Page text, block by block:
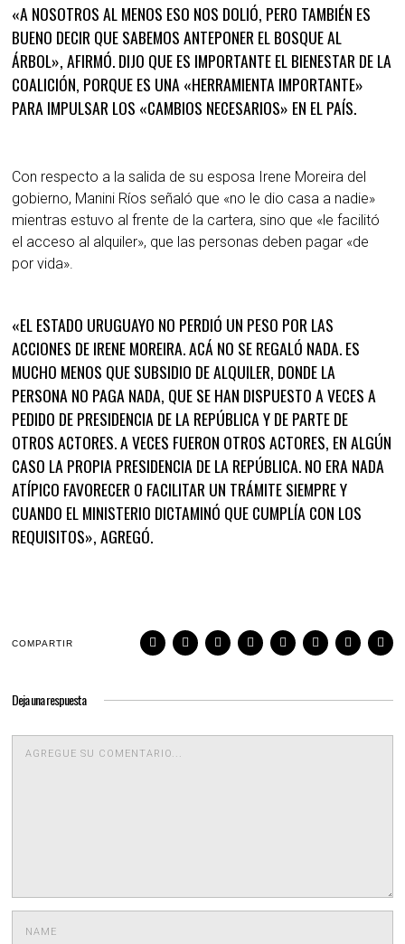
«A NOSOTROS AL MENOS ESO NOS DOLIÓ, PERO TAMBIÉN ES
BUENO DECIR QUE SABEMOS ANTEPONER EL BOSQUE AL
ÁRBOL», AFIRMÓ. DIJO QUE ES IMPORTANTE EL BIENESTAR DE LA
COALICIÓN, PORQUE ES UNA «HERRAMIENTA IMPORTANTE»
PARA IMPULSAR LOS «CAMBIOS NECESARIOS» EN EL PAÍS.
Con respecto a la salida de su esposa Irene Moreira del
gobierno, Manini Ríos señaló que «no le dio casa a nadie»
mientras estuvo al frente de la cartera, sino que «le facilitó
el acceso al alquiler», que las personas deben pagar «de
por vida».
«EL ESTADO URUGUAYO NO PERDIÓ UN PESO POR LAS
ACCIONES DE IRENE MOREIRA. ACÁ NO SE REGALÓ NADA. ES
MUCHO MENOS QUE SUBSIDIO DE ALQUILER, DONDE LA
PERSONA NO PAGA NADA, QUE SE HAN DISPUESTO A VECES A
PEDIDO DE PRESIDENCIA DE LA REPÚBLICA Y DE PARTE DE
OTROS ACTORES. A VECES FUERON OTROS ACTORES, EN ALGÚN
CASO LA PROPIA PRESIDENCIA DE LA REPÚBLICA. NO ERA NADA
ATÍPICO FAVORECER O FACILITAR UN TRÁMITE SIEMPRE Y
CUANDO EL MINISTERIO DICTAMINÓ QUE CUMPLÍA CON LOS
REQUISITOS», AGREGÓ.
COMPARTIR
Deja una respuesta